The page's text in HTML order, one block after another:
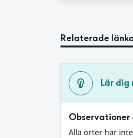
Relaterade
Lär dig
Alla orter har